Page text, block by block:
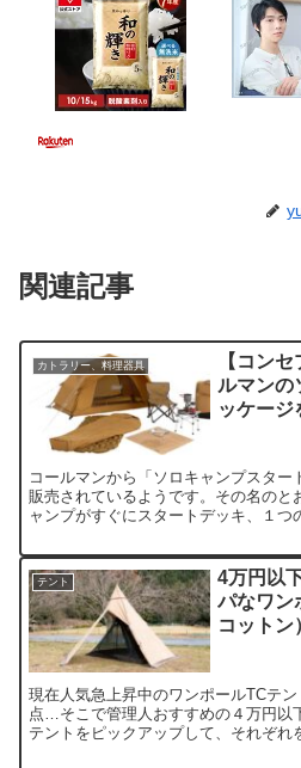
関連記事
カトラリー、料理器具
【コン
ルマンの
ッケージ
コールマンから「ソロキャンプスタ
販売されているようです。その名のと
ャンプがすぐにスタートデッキ、１つ
します。
テント
4万円以
パなワン
コットン
現在人気急上昇中のワンポールTCテ
点…そこで管理人おすすめの４万円以
テントをピックアップして、それぞれ